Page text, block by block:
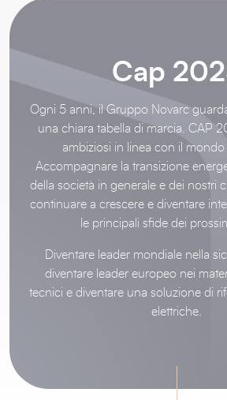
Cap
Ogni 5 anni, il Gruppo Novarc
una chiara tabella di marcia. CAP
ambiziosi in linea con il mondo
Accompagnare la transizione
della società in generale e dei nostri
continuare a crescere e diventare
le principali sfide dei
Diventare leader mondiale nella
diventare leader europeo nei
tecnici e diventare una soluzione di
elettriche.